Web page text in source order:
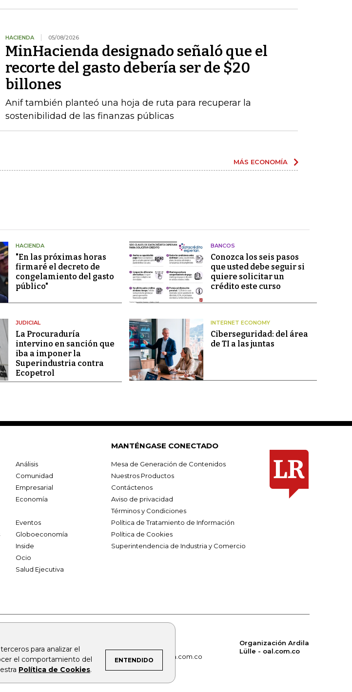
para analizar el
el comportamiento del
Política de Cookies.
ENTENDIDO
HACIENDA 05/08/2026
MinHacienda designado señaló que el
recorte del gasto debería ser de $20
billones
Anif también planteó una hoja de ruta para recuperar la
sostenibilidad de las finanzas públicas
MÁS ECONOMÍA
HACIENDA
"En las próximas horas
firmaré el decreto de
congelamiento del gasto
público"
BANCOS
Conozca los seis pasos
que usted debe seguir si
quiere solicitar un
crédito este curso
JUDICIAL
La Procuraduría
intervino en sanción que
iba a imponer la
Superindustria contra
Ecopetrol
INTERNET ECONOMY
Ciberseguridad: del área
de TI a las juntas
Análisis
Comunidad
Empresarial
Economía
Eventos
Globoeconomía
Inside
Ocio
Salud Ejecutiva
MANTÉNGASE CONECTADO
Mesa de Generación de Contenidos
Nuestros Productos
Contáctenos
Aviso de privacidad
Términos y Condiciones
Política de Tratamiento de Información
Política de Cookies
Superintendencia de Industria y Comercio
bolsaencolombia.com
noticiasrcn.com lafm.com.co
alerta.com.co
Organización Ardila
Lülle - oal.com.co